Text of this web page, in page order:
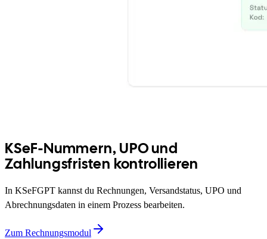
KSeF-Nummern, UPO und
Zahlungsfristen kontrollieren
In KSeFGPT kannst du Rechnungen, Versandstatus, UPO und
Abrechnungsdaten in einem Prozess bearbeiten.
Zum Rechnungsmodul